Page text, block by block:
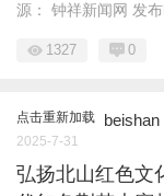
源： 钟祥新闻网 发布
1327 0
点击重新加载 beishan
2025-7-31
弘扬北山红色